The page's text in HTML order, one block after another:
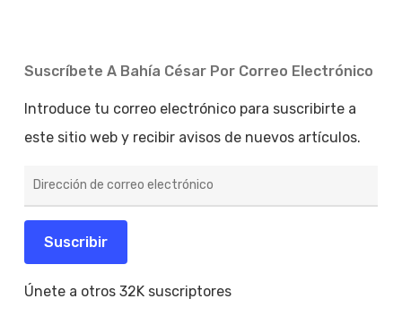
Suscríbete A Bahía César Por Correo Electrónico
Introduce tu correo electrónico para suscribirte a
este sitio web y recibir avisos de nuevos artículos.
de
electrónico
Suscribir
Únete a otros 32K suscriptores